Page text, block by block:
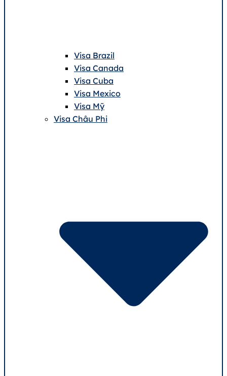
Visa Brazil
Visa Canada
Visa Cuba
Visa Mexico
Visa Mỹ
Visa Châu Phi